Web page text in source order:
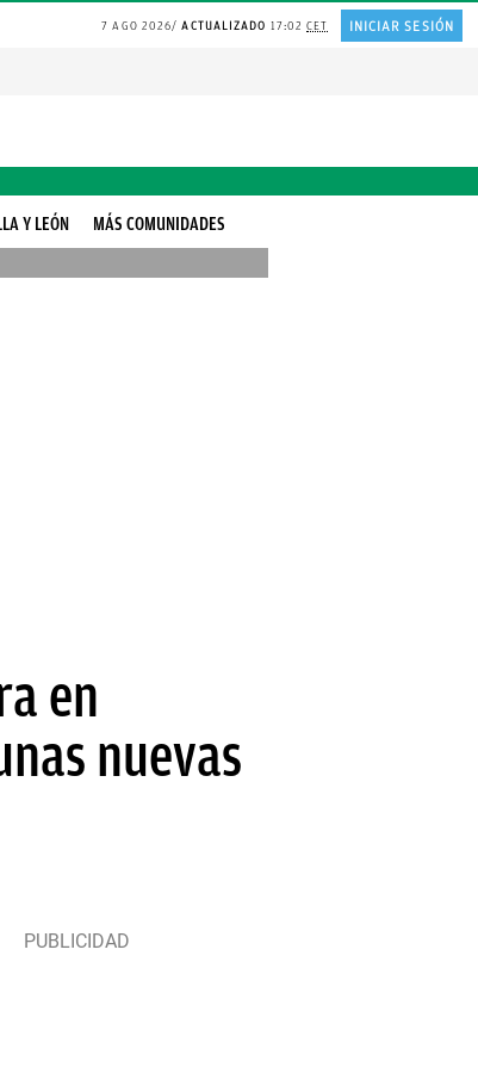
7 AGO 2026 ACTUALIZADO 17:02CET INICIAR SESIÓN
de Suiza
Y LEÓN
MÁS COMUNIDADES
en
nuevas